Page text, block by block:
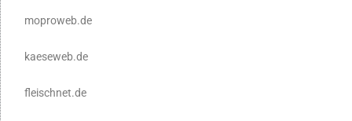
moproweb.de
kaeseweb.de
fleischnet.de